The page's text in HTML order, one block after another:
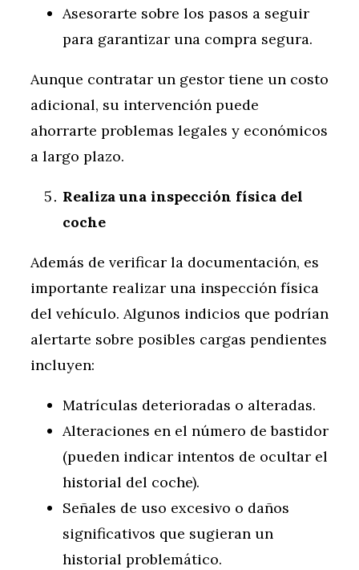
Asesorarte sobre los pasos a seguir
para garantizar una compra segura.
Aunque contratar un gestor tiene un costo
adicional, su intervención puede
ahorrarte problemas legales y económicos
a largo plazo.
Realiza una inspección física del
coche
Además de verificar la documentación, es
importante realizar una inspección física
del vehículo. Algunos indicios que podrían
alertarte sobre posibles cargas pendientes
incluyen:
Matrículas deterioradas o alteradas.
Alteraciones en el número de bastidor
(pueden indicar intentos de ocultar el
historial del coche).
Señales de uso excesivo o daños
significativos que sugieran un
historial problemático.